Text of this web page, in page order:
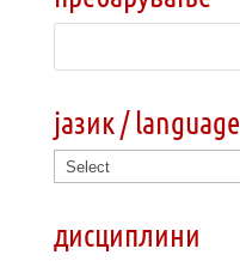
јазик / language
дисциплини